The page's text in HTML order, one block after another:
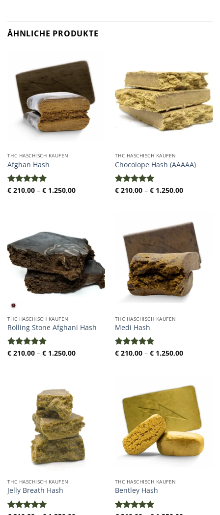
ÄHNLICHE PRODUKTE
THC HASCHISCH KAUFEN
Afghan Hash
Bewertet
€210,00 – €1.250,00Preisspanne:
THC HASCHISCH KAUFEN
Chocolope Hash (AAAAA)
Bewertet
€210,00 – €1.250,00
THC HASCHISCH KAUFEN
Rolling Stone Afghani Hash
Bewertet
€210,00 – €1.250,00Preisspanne:
THC HASCHISCH KAUFEN
Medi Hash
Bewertet
€210,00 – €1.250,00
THC HASCHISCH KAUFEN
Jelly Breath Hash
THC HASCHISCH KAUFEN
Bentley Hash